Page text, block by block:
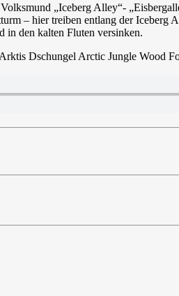
„Iceberg Alley“-
– hier treiben entlang der Iceberg
in den kalten Fluten versinken.